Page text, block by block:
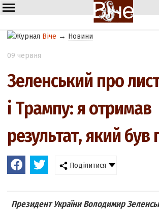
Віче → Новини
09 червня
Зеленський про
і Трампу: я отримав
результат, який був
Поділитися
Президент України Володимир